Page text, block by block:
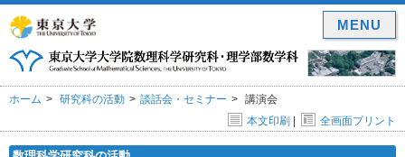
ホーム 研究科の活動 談話会・セミナー
講演会
本文印刷 | 全画面プリント
MENU